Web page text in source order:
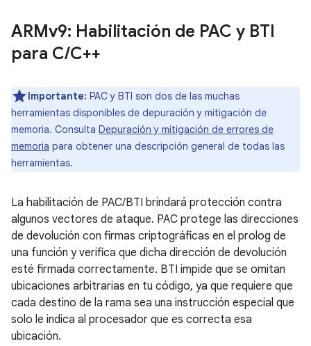
ARMv9: Habilitación de PAC y BTI
para C/C++
Importante: PAC y BTI son dos de las muchas
herramientas disponibles de depuración y mitigación de
memoria. Consulta Depuración y mitigación de errores de
memoria para obtener una descripción general de todas las
herramientas.
La habilitación de PAC/BTI brindará protección contra
algunos vectores de ataque. PAC protege las direcciones
de devolución con firmas criptográficas en el prolog de
una función y verifica que dicha dirección de devolución
esté firmada correctamente. BTI impide que se omitan
ubicaciones arbitrarias en tu código, ya que requiere que
cada destino de la rama sea una instrucción especial que
solo le indica al procesador que es correcta esa
ubicación.